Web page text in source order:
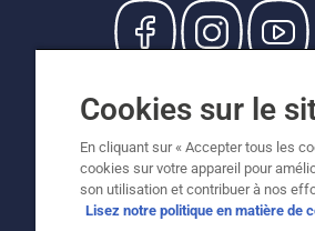
© Husqvarna AB
de vente recommandés
Politique relative aux
Cookies sur le
En cliquant sur « Accepter tous les
cookies sur votre appareil pour
son utilisation et contribuer à nos
Lisez notre politique en matière de